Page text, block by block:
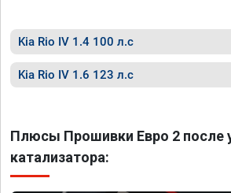
Kia Rio IV 1.4 100 л.с
Kia Rio IV 1.6 123 л.с
Плюсы Прошивки Евро 2 после
катализатора: